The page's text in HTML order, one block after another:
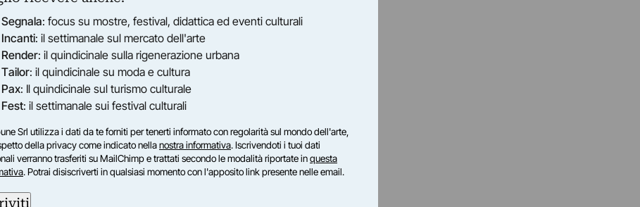
Segnala: focus su mostre, festival, didattica ed eventi culturali
Incanti: il settimanale sul mercato dell'arte
Render: il quindicinale sulla rigenerazione urbana
Tailor: il quindicinale su moda e cultura
Pax: Il quindicinale sul turismo culturale
Fest: il settimanale sui festival culturali
Srl utilizza i dati da te forniti per tenerti informato con regolarità sul mondo dell'arte,
della privacy come indicato nellanostra informativa. Iscrivendoti i tuoi dati
verranno trasferiti su MailChimp e trattati secondo le modalità riportate inquesta
. Potrai disiscriverti in qualsiasi momento con l'apposito link presente nelle email.